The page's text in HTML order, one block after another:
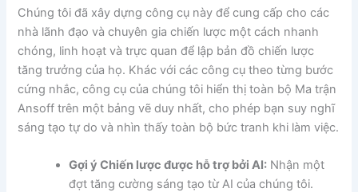
Chúng tôi đã xây dựng công cụ này để cung cấp cho các
nhà lãnh đạo và chuyên gia chiến lược một cách nhanh
chóng, linh hoạt và trực quan để lập bản đồ chiến lược
tăng trưởng của họ. Khác với các công cụ theo từng bước
cứng nhắc, công cụ của chúng tôi hiển thị toàn bộ Ma trận
Ansoff trên một bảng vẽ duy nhất, cho phép bạn suy nghĩ
sáng tạo tự do và nhìn thấy toàn bộ bức tranh khi làm việc.
Gợi ý Chiến lược được hỗ trợ bởi AI: Nhận một
đợt tăng cường sáng tạo từ AI của chúng tôi.